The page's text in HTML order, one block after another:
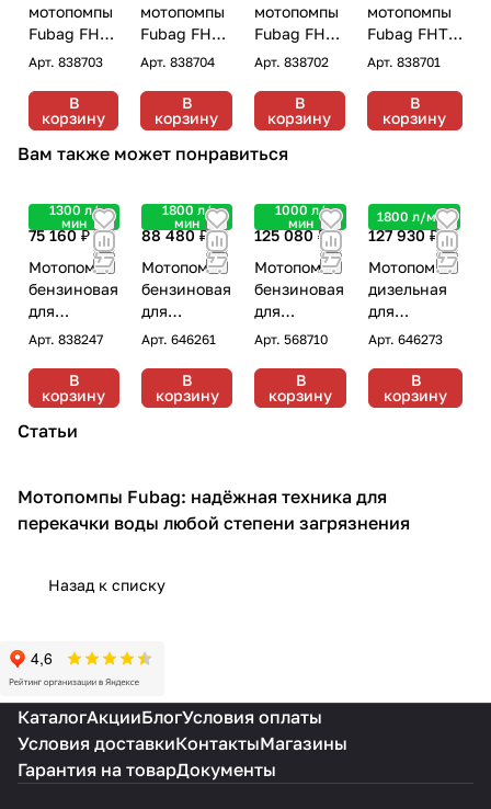
мотопомпы
Fubag FHT
3/8
всасывающ
ий 3
Арт. 838703
В
корзину
мотопомпы
Fubag FHT
4/8
всасывающ
ий 4 дюйма
Арт.838704
В
корзину
мотопомпы
Fubag FHT
2/8
всасывающ
ий 2дюйма
Арт.838702
В
корзину
мотопомпы
Fubag FHT
1.5/8
всасывающ
ий 1.5
Арт. 838701
В
корзину
Вам также может понравиться
1300 л/
мин
75 160 ₽
Мотопомпа
бензиновая
для
сильнозагр
воды Fubag
PG 1300 T
Арт. 838247
В
корзину
1800 л/
мин
88 480 ₽
Мотопомпа
бензиновая
для
сильнозагр
воды Fubag
PG 1800 T
Арт. 646261
В
корзину
1000 л/
мин
125 080 ₽
Мотопомпа
бензиновая
для
сильнозагр
воды Fubag
PTH 1000Т
Арт.568710
В
корзину
1800 л/мин
127 930 ₽
Мотопомпа
дизельная
для
сильнозагр
воды Fubag
PD 1800 T
Арт.646273
В
корзину
Статьи
Мотопомпы
Мотопомпы Fubag: надёжная техника для
перекачки воды любой степени загрязнения
Назад к списку
КаталогАкцииБлогУсловия оплаты
Условия доставкиКонтактыМагазины
Гарантия на товарДокументы